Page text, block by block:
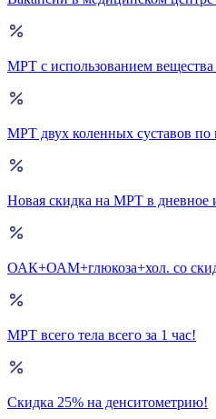
МРТ с использованием
МРТ двух коленных суставов по
Новая скидка на МРТ в дневное
ОАК+ОАМ+глюкоза+хол. со
МРТ всего тела всего за 1 час!
Скидка 25% на денситометрию!